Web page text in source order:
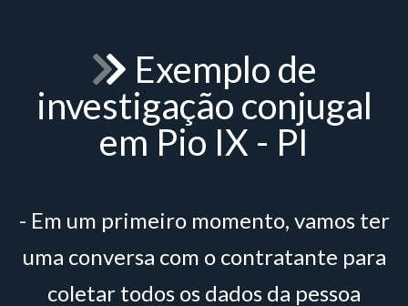
Exemplo de
investigação conjugal
em Pio IX - PI
- Em um primeiro momento, vamos ter
uma conversa com o contratante para
coletar todos os dados da pessoa